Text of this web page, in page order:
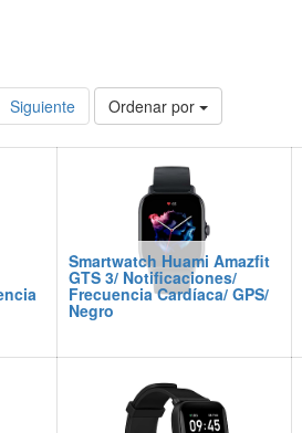
Siguiente Ordenar por
Smartwatch Huami Amazfit
GTS 3/ Notificaciones/
Frecuencia Cardíaca/ GPS/
Negro